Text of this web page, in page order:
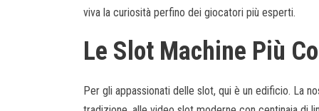
viva la curiosità perfino dei giocatori più esperti.
Le Slot Machine Più
Per gli appassionati delle slot, qui è un edificio. La